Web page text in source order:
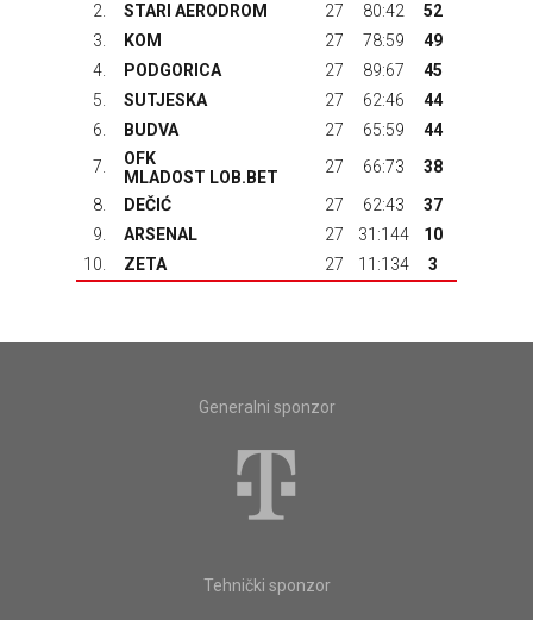
2.
STARI AERODROM 27 80:42
52
3.
KOM 27 78:59
49
4.
PODGORICA 27 89:67
45
5.
SUTJESKA 27 62:46
44
6.
BUDVA 27 65:59
44
7.
OFK
MLADOST LOB.BET
27 66:73
38
8.
DEČIĆ 27 62:43
37
9.
ARSENAL 27 31:144
10
10.
ZETA 27 11:134 3
Generalni sponzor
Tehnički sponzor